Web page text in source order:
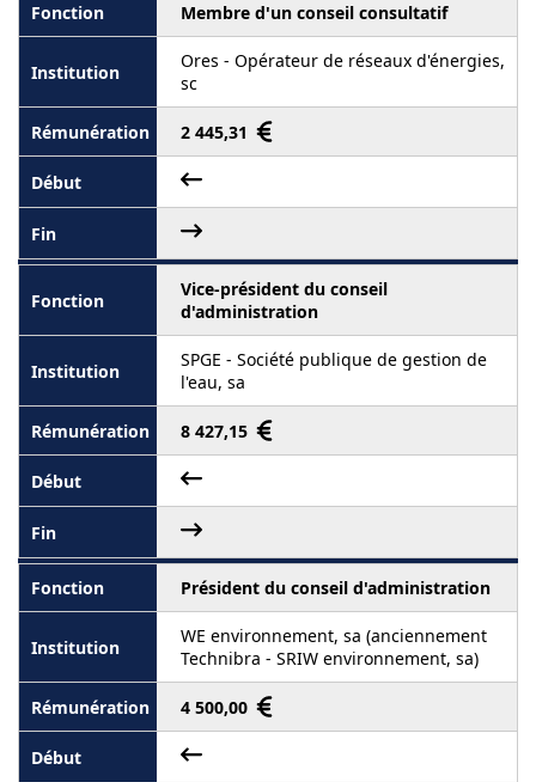
Membre d'un conseil consultatif
Ores - Opérateur de réseaux d'énergies,
sc
2 445,31
Vice-président du conseil
d'administration
SPGE - Société publique de gestion de
l'eau, sa
8 427,15
Président du conseil d'administration
WE environnement, sa (anciennement
Technibra - SRIW environnement, sa)
4 500,00